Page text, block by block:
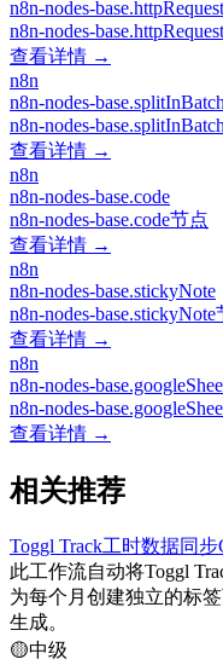
n8n-nodes-base.httpRequest
n8n-nodes-
查看详情 →
n8n
n8n-nodes-
n8n-nodes-
查看详情 →
n8n
n8n-nodes-base.code
n8n-nodes-base.code节点
查看详情 →
n8n
n8n-nodes-base.stickyNote
n8n-nodes-base.stickyNote
查看详情 →
n8n
n8n-nodes-
n8n-nodes-
查看详情 →
相关推荐
Toggl Track工时数据同步
此工作流自动将Toggl
为每个月创建独立的标
生成。
🟡中级